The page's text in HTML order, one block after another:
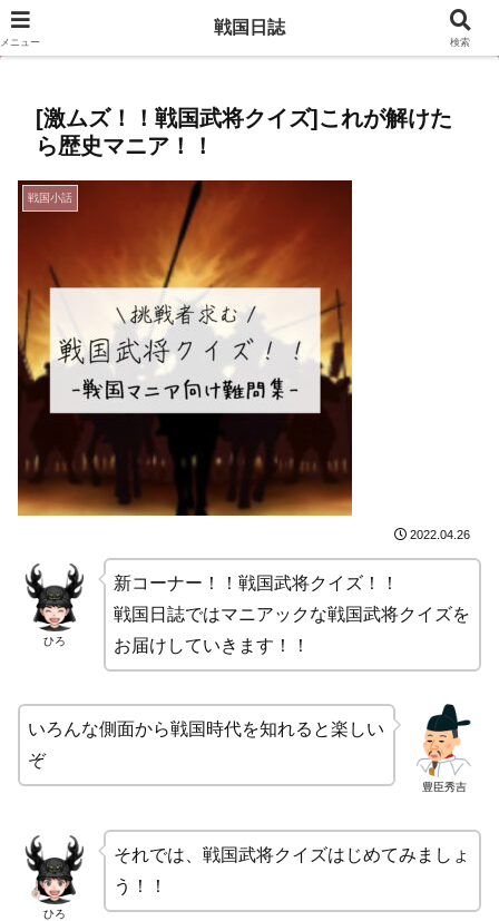
豊臣兄弟のキャスト相関図はこちら
[激ムズ！！戦国武将クイズ]これが解けた
ら歴史マニア！！
戦国小話
2022.04.26
ひろ
新コーナー！！戦国武将クイズ！！
戦国日誌ではマニアックな戦国武将クイズを
お届けしていきます！！
豊臣秀吉
いろんな側面から戦国時代を知れると楽しい
ぞ
ひろ
それでは、戦国武将クイズはじめてみましょ
う！！
メニュー
戦国日誌
検索